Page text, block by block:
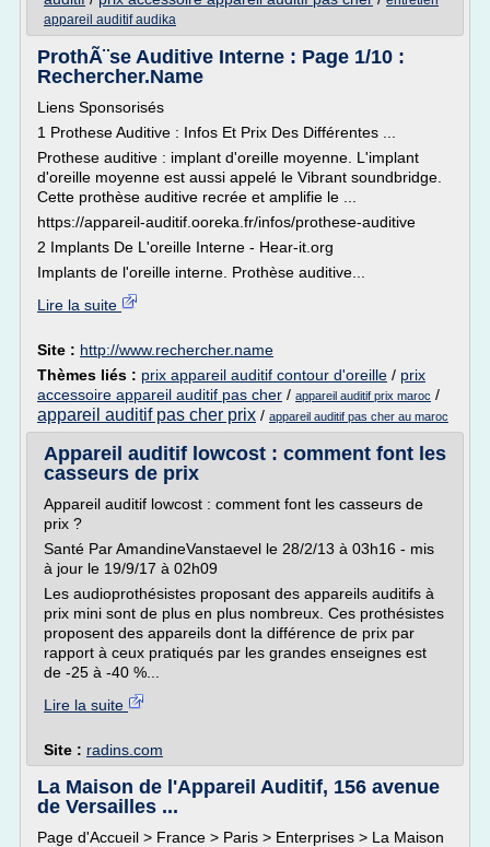
appareil auditif audika
ProthÃ¨se Auditive Interne : Page 1/10 :
Rechercher.Name
Liens Sponsorisés
1 Prothese Auditive : Infos Et Prix Des Différentes ...
Prothese auditive : implant d'oreille moyenne. L'implant
d'oreille moyenne est aussi appelé le Vibrant soundbridge.
Cette prothèse auditive recrée et amplifie le ...
https://appareil-auditif.ooreka.fr/infos/prothese-auditive
2 Implants De L'oreille Interne - Hear-it.org
Implants de l'oreille interne. Prothèse auditive...
Lire la suite
Site : http://www.rechercher.name
Thèmes liés : prix appareil auditif contour d'oreille / prix
accessoire appareil auditif pas cher / appareil auditif prix maroc /
appareil auditif pas cher prix / appareil auditif pas cher au maroc
Appareil auditif lowcost : comment font les
casseurs de prix
Appareil auditif lowcost : comment font les casseurs de
prix ?
Santé Par AmandineVanstaevel le 28/2/13 à 03h16 - mis
à jour le 19/9/17 à 02h09
Les audioprothésistes proposant des appareils auditifs à
prix mini sont de plus en plus nombreux. Ces prothésistes
proposent des appareils dont la différence de prix par
rapport à ceux pratiqués par les grandes enseignes est
de -25 à -40 %...
Lire la suite
Site : radins.com
La Maison de l'Appareil Auditif, 156 avenue
de Versailles ...
Page d'Accueil > France > Paris > Enterprises > La Maison